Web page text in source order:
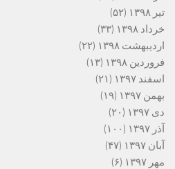
تیر ۱۳۹۸
(۵۲)
خرداد ۱۳۹۸
(۳۳)
اردیبهشت ۱۳۹۸
(۲۲)
فروردین ۱۳۹۸
(۱۳)
اسفند ۱۳۹۷
(۲۱)
بهمن ۱۳۹۷
(۱۹)
دی ۱۳۹۷
(۲۰)
آذر ۱۳۹۷
(۱۰۰)
آبان ۱۳۹۷
(۴۷)
مهر ۱۳۹۷
(۶)